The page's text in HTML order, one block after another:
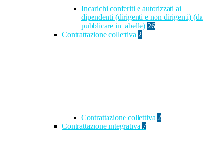
Incarichi conferiti e autorizzati ai
dipendenti (dirigenti e non dirigenti) (da
pubblicare in tabelle) 26
Contrattazione collettiva 2
Contrattazione collettiva 2
Contrattazione integrativa 7